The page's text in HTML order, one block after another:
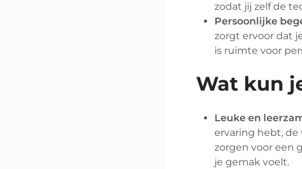
zodat jij zelf de
Persoonlijke
zorgt ervoor dat
is ruimte voor
Wat kun
Leuke en
ervaring hebt, de
zorgen voor een
je gemak voelt.